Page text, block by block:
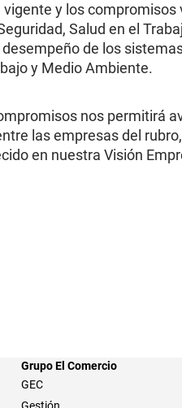
y los
Salud en el
de los
y Medio Ambiente.
nos permitirá
las empresas del
en nuestra Visión
Grupo El Comercio
GEC